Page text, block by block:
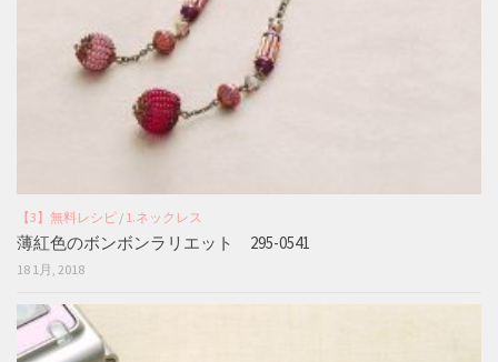
【3】無料レシピ / 1.ネックレス
薄紅色のボンボンラリエット 295-0541
18 1月, 2018